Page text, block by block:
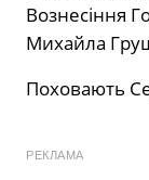
Вознесіння
Михайла
Поховають
РЕКЛАМА